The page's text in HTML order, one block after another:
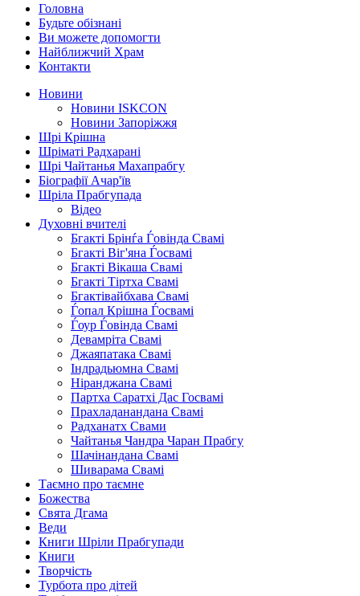
Головна
Будьте обізнані
Ви можете допомогти
Найближчий Храм
Контакти
Новини
Новини ISKCON
Новини Запоріжжя
Шрі Крішна
Шріматі Радхарані
Шрі Чайтанья Махапрабгу
Біографії Ачар'їв
Шріла Прабгупада
Відео
Духовні вчителі
Бгакті Брінѓа Ѓовінда Свамі
Бгакті Віг'яна Ѓосвамі
Бгакті Вікаша Свамі
Бгакті Тіртха Свамі
Бгактівайбхава Свамі
Ѓопал Крішна Ѓосвамі
Ѓоур Ѓовінда Свамі
Девамріта Свамі
Джаяпатака Свамі
Індрадьюмна Свамі
Ніранджана Свамі
Партха Саратхі Дас Госвамі
Прахладанандана Свамі
Радханатх Свами
Чайтанья Чандра Чаран Прабгу
Шачінандана Свамі
Шиварама Свамі
Таємно про таємне
Божества
Свята Дгама
Веди
Книги Шріли Прабгупади
Книги
Творчість
Турбота про дітей